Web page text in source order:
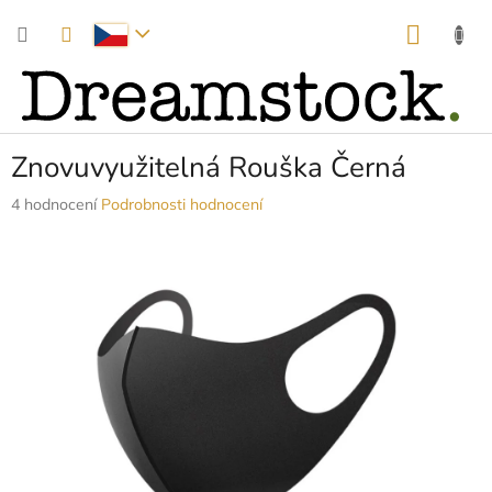
Znovuvyužitelná Rouška Černá
Průměrné
4 hodnocení Podrobnosti hodnocení